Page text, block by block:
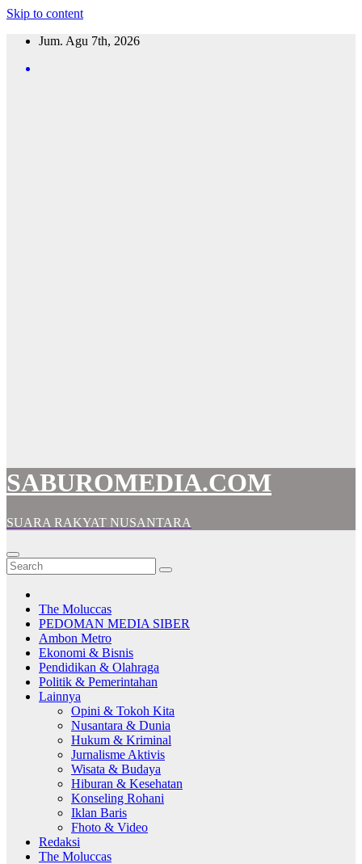
Skip to content
Jum. Agu 7th, 2026
SABUROMEDIA.COM
SUARA RAKYAT NUSANTARA
The Moluccas
PEDOMAN MEDIA SIBER
Ambon Metro
Ekonomi & Bisnis
Pendidikan & Olahraga
Politik & Pemerintahan
Lainnya
Opini & Tokoh Kita
Nusantara & Dunia
Hukum & Kriminal
Jurnalisme Aktivis
Wisata & Budaya
Hiburan & Kesehatan
Konseling Rohani
Iklan Baris
Fhoto & Video
Redaksi
The Moluccas